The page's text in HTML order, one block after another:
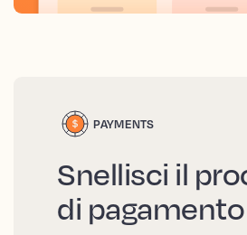
PAYMENTS
Snellisci il
di pagamento